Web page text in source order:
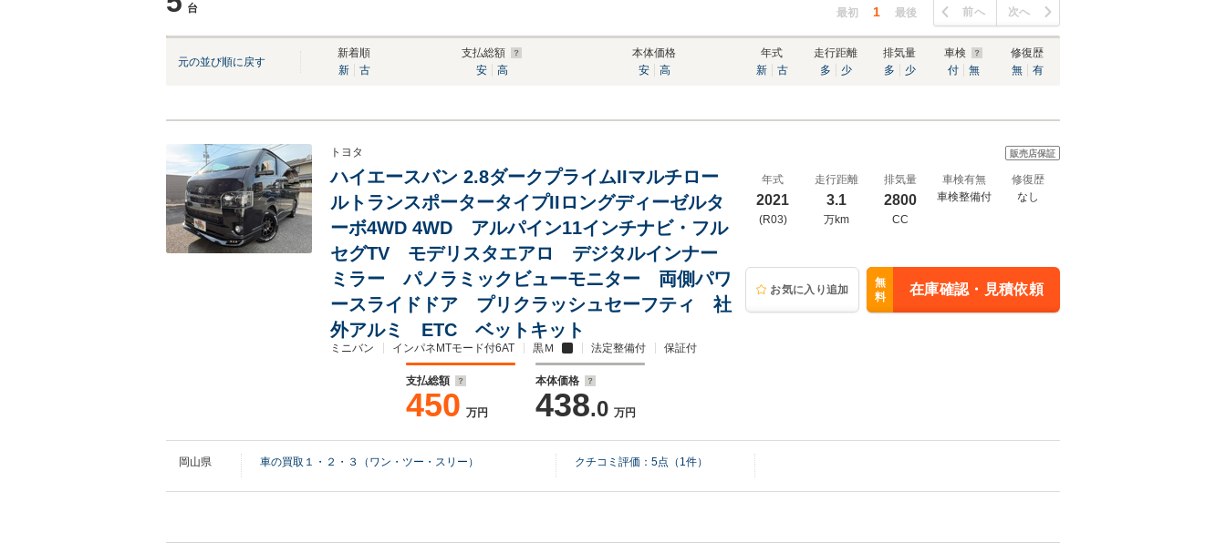
台 最初 1 最後 前へ 次へ
元の並び順に戻す
新着順
新
古
支払総額
安
高
本体価格
安
高
年式
新
古
走行距離
多
少
排気量
多
少
車検
付
無
修復歴
無
有
トヨタ
ハイエースバン 2.8ダークプライムIIマルチロー
ルトランスポータータイプIIロングディーゼルタ
ーボ4WD 4WD アルパイン11インチナビ・フル
セグTV モデリスタエアロ デジタルインナー
ミラー パノラミックビューモニター 両側パワ
ースライドドア プリクラッシュセーフティ 社
外アルミ ETC ベットキット
ミニバン インパネMTモード付6AT 黒Ｍ 法定整備付 保証付
支払総額
450 万円
本体価格
438.0 万円
販売店保証
年式
2021
(R03)
走行距離
3.1
万km
排気量
2800
CC
車検有無
車検整備付
修復歴
なし
お気に入り追加
無
料
在庫確認・見積依頼
岡山県 車の買取１・２・３（ワン・ツー・スリー） クチコミ評価： 5点（ 1件）